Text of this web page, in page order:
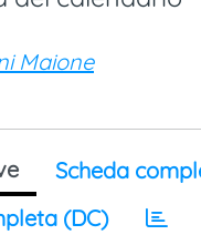
Maione
Scheda
(DC)